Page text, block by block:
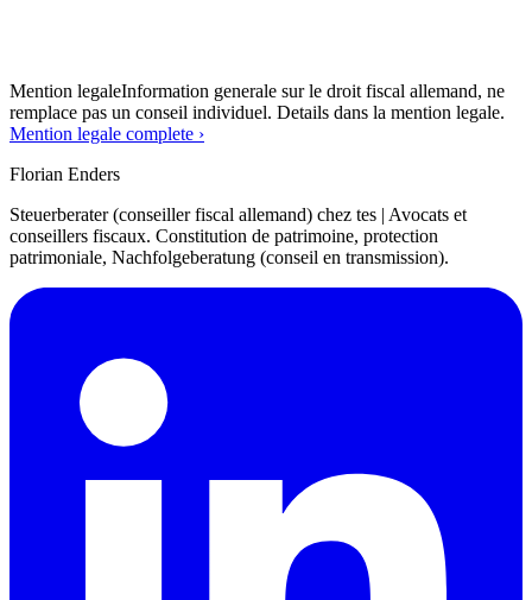
Mention legaleInformation generale sur le droit fiscal allemand, ne
remplace pas un conseil individuel. Details dans la mention legale.
Mention legale complete ›
Florian Enders
Steuerberater (conseiller fiscal allemand) chez tes | Avocats et
conseillers fiscaux. Constitution de patrimoine, protection
patrimoniale, Nachfolgeberatung (conseil en transmission).